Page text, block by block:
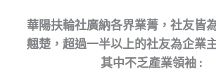
華陽扶輪社廣納各界業菁，社友皆
翹楚，超過一半以上的社友為企業
其中不乏產業領袖: